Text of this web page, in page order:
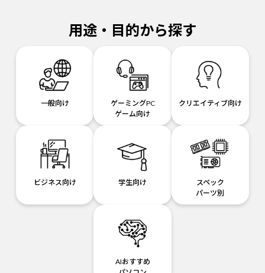
用途・目的から探す
一般向け
ゲーミングPC
ゲーム向け
クリエイティブ向け
ビジネス向け 学生向け
スペック
パーツ別
AIおすすめ